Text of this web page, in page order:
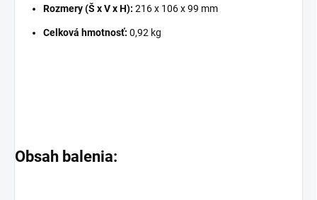
Rozmery (Š x V x H): 216 x 106 x 99 mm
Celková hmotnosť: 0,92 kg
Obsah balenia: